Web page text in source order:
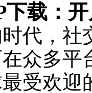
载：
代，社
众多平
受欢迎